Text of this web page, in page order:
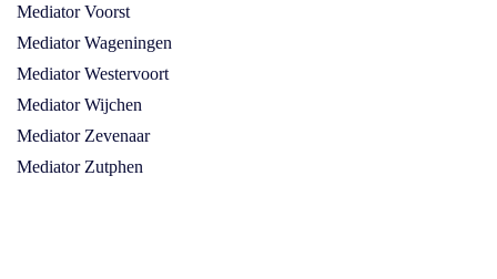
Mediator Voorst
Mediator Wageningen
Mediator Westervoort
Mediator Wijchen
Mediator Zevenaar
Mediator Zutphen